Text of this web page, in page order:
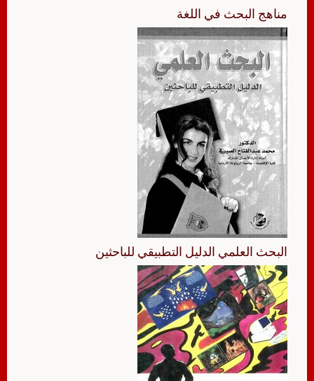
مناهج البحث في اللغة
البحث العلمي الدليل التطبيقي للباحثين